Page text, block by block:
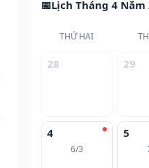
Lịch Tháng 4 Năm
THỨ HAI
28 29
4
6/3
5